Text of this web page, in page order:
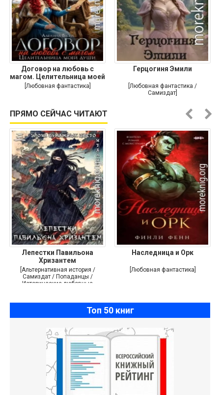
Договор на любовь с
магом. Целительница моей
души
[Любовная фантастика]
Герцогиня Эмили
[Любовная фантастика /
Самиздат]
ПРЯМО СЕЙЧАС ЧИТАЮТ
Лепестки Павильона
Хризантем
[Альтернативная история /
Самиздат / Попаданцы /
Исторические любовные
Наследница и Орк
[Любовная фантастика]
Топ 50 книг